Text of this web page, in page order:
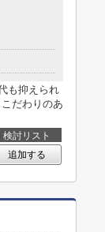
も抑えられ
だわりのあ
検討リスト
追加する